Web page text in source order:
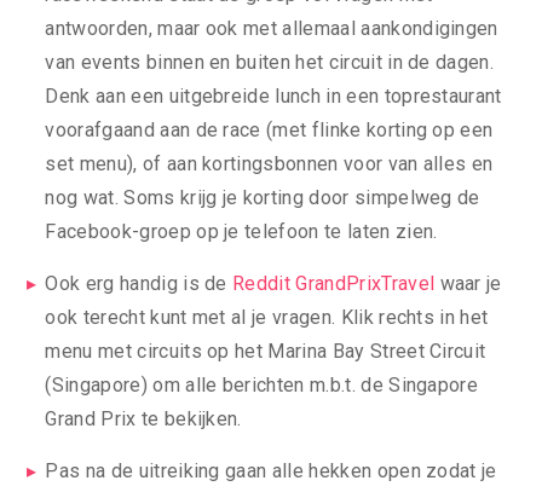
antwoorden, maar ook met allemaal aankondigingen
van events binnen en buiten het circuit in de dagen.
Denk aan een uitgebreide lunch in een toprestaurant
voorafgaand aan de race (met flinke korting op een
set menu), of aan kortingsbonnen voor van alles en
nog wat. Soms krijg je korting door simpelweg de
Facebook-groep op je telefoon te laten zien.
Ook erg handig is de Reddit GrandPrixTravel waar je
ook terecht kunt met al je vragen. Klik rechts in het
menu met circuits op het Marina Bay Street Circuit
(Singapore) om alle berichten m.b.t. de Singapore
Grand Prix te bekijken.
Pas na de uitreiking gaan alle hekken open zodat je